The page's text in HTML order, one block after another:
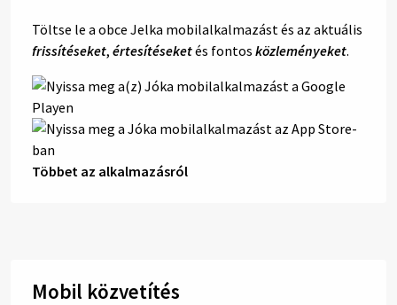
Töltse le a obce Jelka mobilalkalmazást és az aktuális
frissítéseket, értesítéseketés fontos közleményeket.
Többet az alkalmazásról
Mobil közvetítés